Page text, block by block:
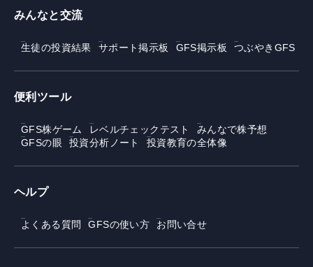
みんなと交流
生徒の投資結果 サポート掲示板 GFS掲示板 つぶやきGFS
便利ツール
GFS株ゲーム レベルチェックテスト
みんなで株予想
GFSの眼
投資分析ノート 投資教育の全体像
ヘルプ
よくある質問 GFSの使い方 お問い合せ